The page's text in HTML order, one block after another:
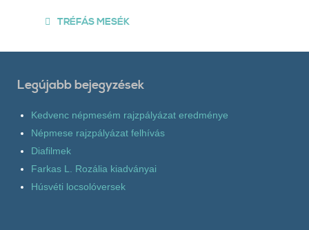
TRÉFÁS MESÉK
Legújabb bejegyzések
Kedvenc népmesém rajzpályázat eredménye
Népmese rajzpályázat felhívás
Diafilmek
Farkas L. Rozália kiadványai
Húsvéti locsolóversek